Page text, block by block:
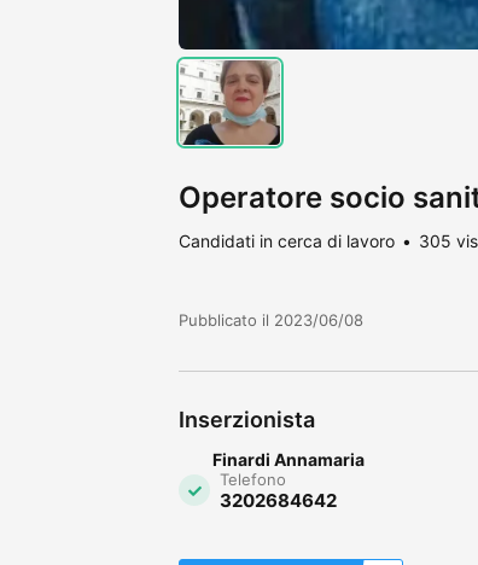
Operatore socio
Candidati in cerca di lavoro 305
Pubblicato il 2023/06/08
Inserzionista
Finardi Annamaria
Telefono
3202684642